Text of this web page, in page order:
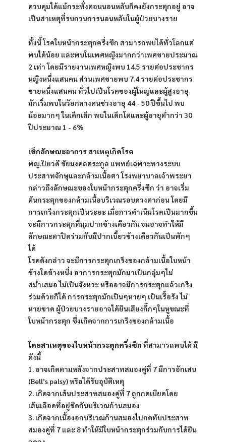
ควบคุมได้แม้กระทั่งตอนนอนหลับก็คงยังกระตุกอยู่ อาจ
เป็นสาเหตุที่รบกวนการนอนหลับในผู้ป่วยบางราย
ทั้งนี้ โรคใบหน้ากระตุกครึ่งซีก สามารถพบได้ทั่วโลกแต่
พบได้น้อย และพบในเพศหญิงมากกว่าเพศชายประมาณ
2 เท่า โดยมีรายงานเพศหญิงพบ 14.5 รายต่อประชากร
หญิงหนึ่งแสนคน ส่วนเพศชายพบ 7.4 รายต่อประชากร
ชายหนึ่งแสนคน ทั่วไปเป็นโรคของผู้ใหญ่และผู้สูงอายุ
มักเริ่มพบในวัยกลางคนช่วงอายุ 44 - 50 ปีขึ้นไป พบ
น้อยมากๆ ในเด็กเล็ก พบในเด็กโตและผู้อายุต่ำกว่า 30
ปีประมาณ 1 - 6%
เช็กลักษณะอาการ สาเหตุเกิดโรค
พญ.ปิยวดี ชัยมงคลตระกูล แพทย์เฉพาะทางระบบ
ประสาทจักษุและกล้ามเนื้อตา โรงพยาบาลเจ้าพระยา
กล่าวถึงลักษณะของใบหน้ากระตุกครึ่งซีก ว่า อาจเริ่ม
ต้นกระตุกของกล้ามเนื้อบริเวณรอบดวงตาก่อน โดยมี
การเกร็งกระตุกเป็นระยะ เมื่อการดำเนินโรคเป็นมากขึ้น
จะมีการกระตุกที่มุมปากข้างเดียวกัน จนอาจทำให้มี
ลักษณะตาปิดร่วมกับมีปากเบี้ยวข้างเดียวกันเป็นพักๆ
ได้
โรคดังกล่าว จะมีการกระตุกเกร็งของกล้ามเนื้อใบหน้า
ข้างใดข้างหนึ่ง อาการกระตุกมักมาเป็นกลุ่มๆไม่
สม่ำเสมอ ไม่เป็นจังหวะ หรืออาจมีการกระตุกแล้วเกร็ง
ร่วมด้วยก็ได้ การกระตุกมักเป็นๆหายๆ เป็นเรื้อรัง ไม่
หายขาด ผู้ป่วยบางรายอาจได้ยินเสียงกึ๊กๆในหูขณะที่
ใบหน้ากระตุก ซึ่งเกิดจากการเกร็งของกล้ามเนื้อ
โดยสาเหตุของใบหน้ากระตุกครึ่งซีก ที่สามารถพบได้ มี
ดังนี้
1. อาจเกิดตามหลังจากประสาทสมองคู่ที่ 7 มีการอักเสบ
(Bell’s palsy) หรือได้รับอุบัติเหตุ
2. เกิดจากเส้นประสาทสมองคู่ที่ 7 ถูกกดเบียดโดย
เส้นเลือดที่อยู่ชิดกันบริเวณก้านสมอง
3. เกิดจากเนื้องอกบริเวณก้านสมองไปกดทับประสาท
สมองคู่ที่ 7 และ 8 ทำให้มีใบหน้ากระตุกร่วมกับการได้ยิน